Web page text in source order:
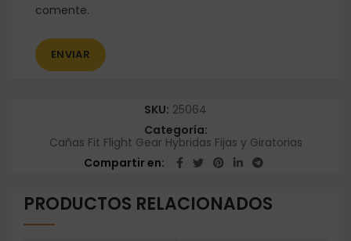
comente.
SKU: 25064
Categoría:
Cañas Fit Flight Gear Hybridas Fijas y Giratorias
Compartir en
PRODUCTOS RELACIONADOS